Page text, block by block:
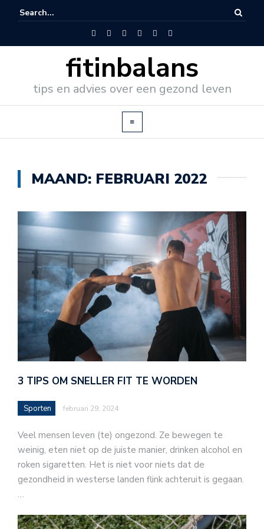
fitinbalans
tips en advies over een gezond leven
MAAND: FEBRUARI 2022
3 TIPS OM SNELLER FIT TE WORDEN
Sporten februari 29, 2024
Veel mensen leven (te) ongezond. Ze bewegen te
weinig, eten niet op de juiste manier, drinken alcohol en
roken sigaretten. Het is niet voor niets dat de
gezondheid in westerse landen flink achteruit is gegaan.
…